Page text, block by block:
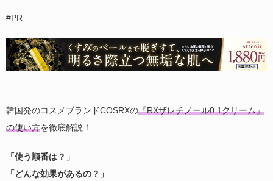
#PR
韓国発のコスメブランドCOSRXの『RXザレチノール0.1クリーム』
の使い方を徹底解説！
「使う順番は？」
「どんな効果があるの？」